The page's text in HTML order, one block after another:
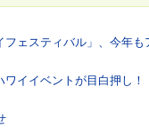
ェスティバル」、今年も
イイベントが目白押し！